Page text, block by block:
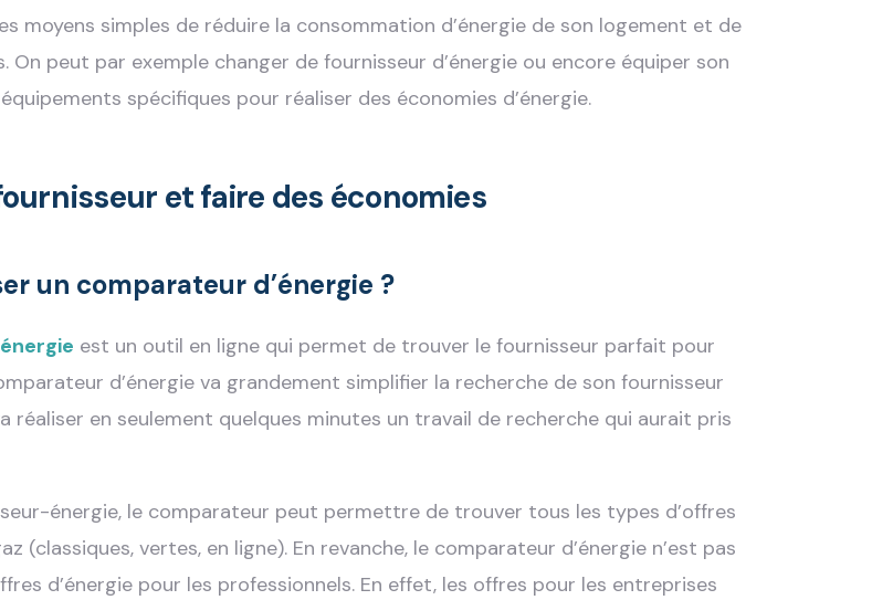
moyens simples de réduire la consommation d’énergie de son logement et de
On peut par exemple changer de fournisseur d’énergie ou encore équiper son
spécifiques pour réaliser des économies d’énergie.
et faire des économies
un comparateur d’énergie ?
est un outil en ligne qui permet de trouver le fournisseur parfait pour
d’énergie va grandement simplifier la recherche de son fournisseur
réaliser en seulement quelques minutes un travail de recherche qui aurait pris
énergie, le comparateur peut permettre de trouver tous les types d’offres
(classiques, vertes, en ligne). En revanche, le comparateur d’énergie n’est pas
d’énergie pour les professionnels. En effet, les offres pour les entreprises